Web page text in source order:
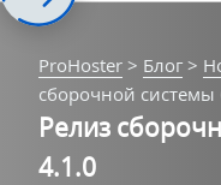
ProHoster > Блог >
сборочной системы
Релиз
4.1.0